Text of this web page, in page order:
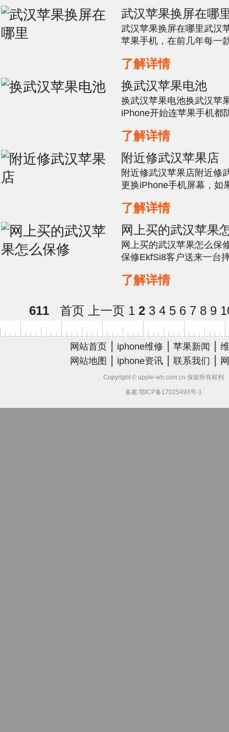
种问题，建议去苹果专
维修人员具体检测手机故
武汉苹果换屏在哪
武汉苹果换屏在哪里武汉
苹果手机，在前几年每一
迅速成长，苹果也从神坛
激烈的市场，苹果也在不
售后政策。不知道大家是
修期内只换不修，但是由
了解详情
换武汉苹果电池
换武汉苹果电池换武汉苹
iPhone开始连苹果手机都
理不当就会傲娇地烧掉，
音甚至进入耳机模...
了解详情
附近修武汉苹果店
附近修武汉苹果店附近修
更换iPhone手机屏幕，如
系，如果iphone尚在质保
方售后中心即可，但是要
因，一般就会提供免费更
了解详情
网上买的武汉苹果
网上买的武汉苹果怎么保
保修EkfSi8客户送来一台
试，加电不漏电，按开机
了解详情
611 首页 上一页 1 2 3 4 5 6 7 8 9
网站首页 | iphone维修 | 苹果新闻 |
网站地图
| iphone资讯 | 联系我们 |
Copyright © apple-wh.com.cn 保留所有权利
备案:鄂ICP备17025493号-1